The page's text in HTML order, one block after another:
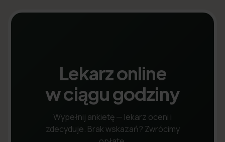
Lekarz online
w ciągu godziny
Wypełnij ankietę — lekarz oceni i
zdecyduje. Brak wskazań? Zwrócimy